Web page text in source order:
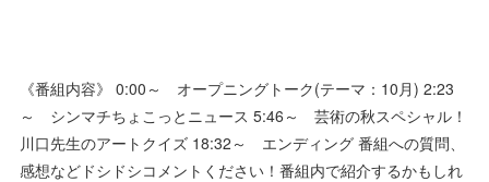
《番組内容》 0:00～ オープニングトーク(テーマ：10月) 2:23
～ シンマチちょこっとニュース 5:46～ 芸術の秋スペシャル！
川口先生のアートクイズ 18:32～ エンディング 番組への質問、
感想などドシドシコメントください！番組内で紹介するかもしれ